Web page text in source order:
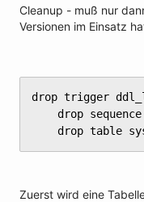
Cleanup - muß nur
Versionen im Einsatz
drop trigger
drop table
Zuerst wird eine